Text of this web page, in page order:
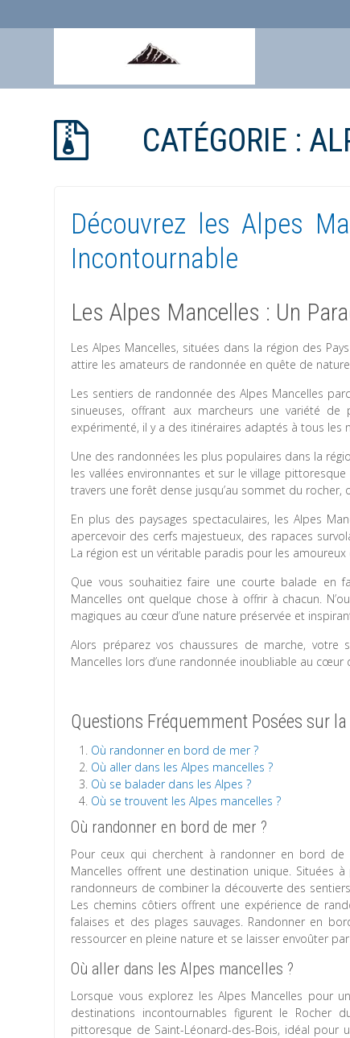
CATÉGORIE :
Découvrez les Alpes
Incontournable
Les Alpes Mancelles : Un
Les Alpes Mancelles, situées dans la région des
attire les amateurs de randonnée en quête de
Les sentiers de randonnée des Alpes Mancelles
sinueuses, offrant aux marcheurs une variété
expérimenté, il y a des itinéraires adaptés à tous les
Une des randonnées les plus populaires dans la
les vallées environnantes et sur le village
travers une forêt dense jusqu’au sommet du
En plus des paysages spectaculaires, les Alpes
apercevoir des cerfs majestueux, des rapaces
La région est un véritable paradis pour les
Que vous souhaitiez faire une courte balade en
Mancelles ont quelque chose à offrir à chacun.
magiques au cœur d’une nature préservée et
Alors préparez vos chaussures de marche,
Mancelles lors d’une randonnée inoubliable au cœur
Questions Fréquemment Posées sur
Où randonner en bord de mer ?
Où aller dans les Alpes mancelles ?
Où se balader dans les Alpes ?
Où se trouvent les Alpes mancelles ?
Où randonner en bord de mer ?
Pour ceux qui cherchent à randonner en bord
Mancelles offrent une destination unique. Situées
randonneurs de combiner la découverte des
Les chemins côtiers offrent une expérience de
falaises et des plages sauvages. Randonner en
ressourcer en pleine nature et se laisser envoûter
Où aller dans les Alpes mancelles ?
Lorsque vous explorez les Alpes Mancelles pour
destinations incontournables figurent le Rocher
pittoresque de Saint-Léonard-des-Bois, idéal pour